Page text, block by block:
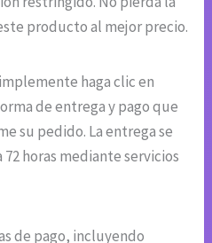
producto al mejor precio.
haga clic en
de entrega y pago que
su pedido. La entrega se
72 horas mediante servicios
de pago, incluyendo